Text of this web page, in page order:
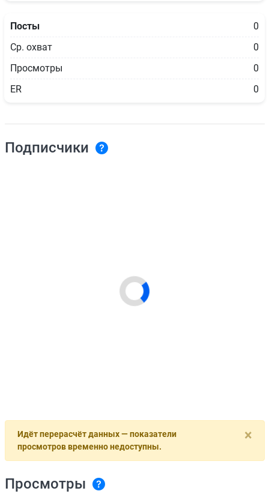
Посты
0
Ср. охват
0
Просмотры
0
ER
0
Подписчики
×
Идёт перерасчёт данных — показатели
просмотров временно недоступны.
Просмотры